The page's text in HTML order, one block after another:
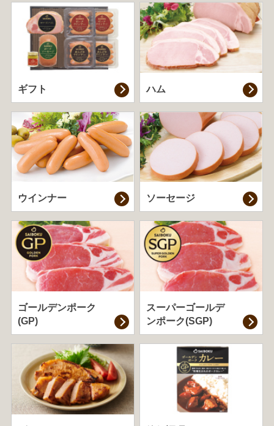
ギフト ハム
ウインナー ソーセージ
ゴールデンポーク
(GP)
スーパーゴールデ
ンポーク(SGP)